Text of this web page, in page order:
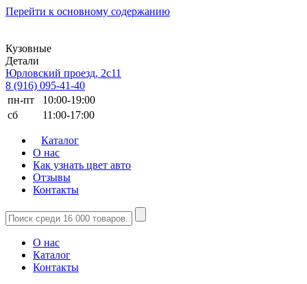
Перейти к основному содержанию
Кузовные
Детали
Юрловский проезд, 2с11
8 (916) 095-41-40
пн-пт
10:00-19:00
сб
11:00-17:00
Каталог
О нас
Как узнать цвет авто
Отзывы
Контакты
О нас
Каталог
Контакты